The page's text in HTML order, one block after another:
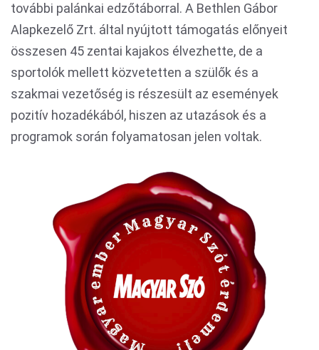
további palánkai edzőtáborral. A Bethlen Gábor
Alapkezelő Zrt. által nyújtott támogatás előnyeit
összesen 45 zentai kajakos élvezhette, de a
sportolók mellett közvetetten a szülők és a
szakmai vezetőség is részesült az események
pozitív hozadékából, hiszen az utazások és a
programok során folyamatosan jelen voltak.